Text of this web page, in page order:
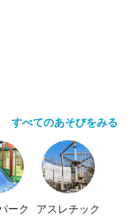
すべてのあそびをみる
ーク アスレチック